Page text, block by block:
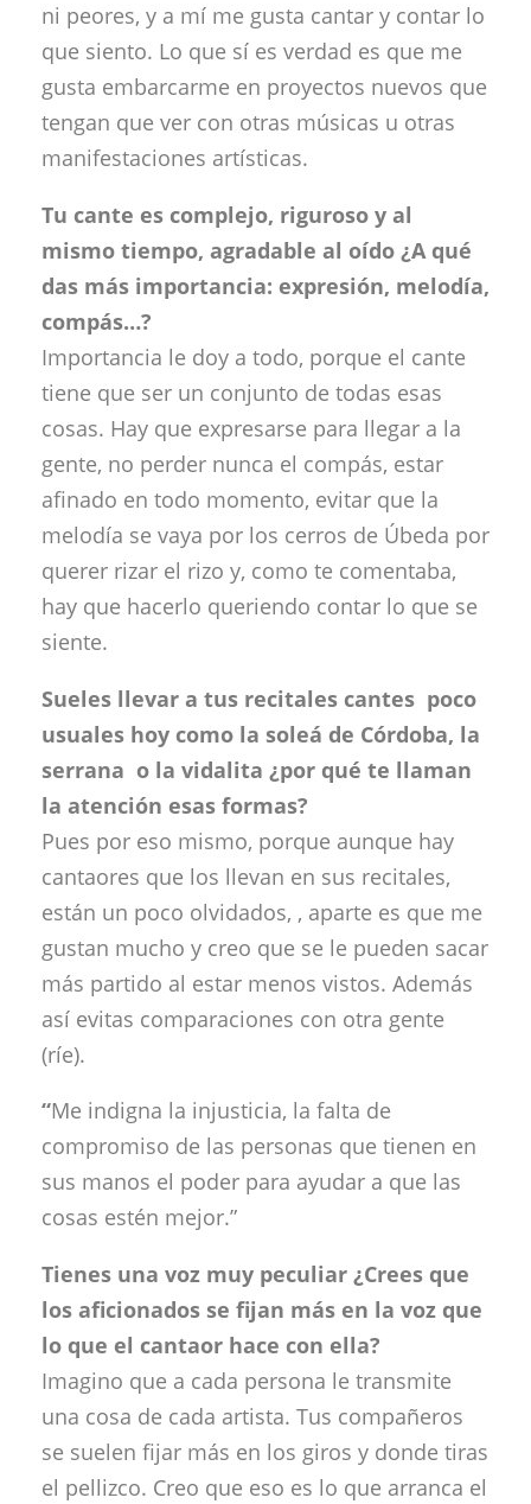
ni peores, y a mí me gusta cantar y contar lo
que siento. Lo que sí es verdad es que me
gusta embarcarme en proyectos nuevos que
tengan que ver con otras músicas u otras
manifestaciones artísticas.
Tu cante es complejo, riguroso y al
mismo tiempo, agradable al oído ¿A qué
das más importancia: expresión, melodía,
compás…?
Importancia le doy a todo, porque el cante
tiene que ser un conjunto de todas esas
cosas. Hay que expresarse para llegar a la
gente, no perder nunca el compás, estar
afinado en todo momento, evitar que la
melodía se vaya por los cerros de Úbeda por
querer rizar el rizo y, como te comentaba,
hay que hacerlo queriendo contar lo que se
siente.
Sueles llevar a tus recitales cantes poco
usuales hoy como la soleá de Córdoba, la
serrana o la vidalita ¿por qué te llaman
la atención esas formas?
Pues por eso mismo, porque aunque hay
cantaores que los llevan en sus recitales,
están un poco olvidados, , aparte es que me
gustan mucho y creo que se le pueden sacar
más partido al estar menos vistos. Además
así evitas comparaciones con otra gente
(ríe).
“Me indigna la injusticia, la falta de
compromiso de las personas que tienen en
sus manos el poder para ayudar a que las
cosas estén mejor.”
Tienes una voz muy peculiar ¿Crees que
los aficionados se fijan más en la voz que
lo que el cantaor hace con ella?
Imagino que a cada persona le transmite
una cosa de cada artista. Tus compañeros
se suelen fijar más en los giros y donde tiras
el pellizco. Creo que eso es lo que arranca el